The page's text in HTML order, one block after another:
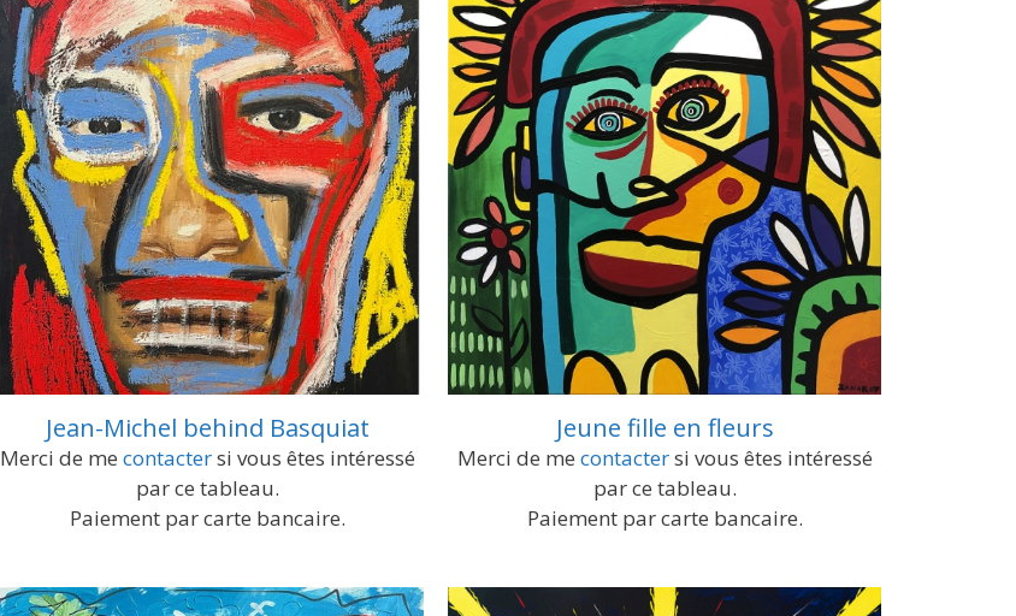
Jean-Michel behind Basquiat
Merci de me contactersi vous êtes intéressé
par ce tableau.
Paiement par carte bancaire.
Jeune fille en fleurs
Merci de me contactersi vous êtes intéressé
par ce tableau.
Paiement par carte bancaire.